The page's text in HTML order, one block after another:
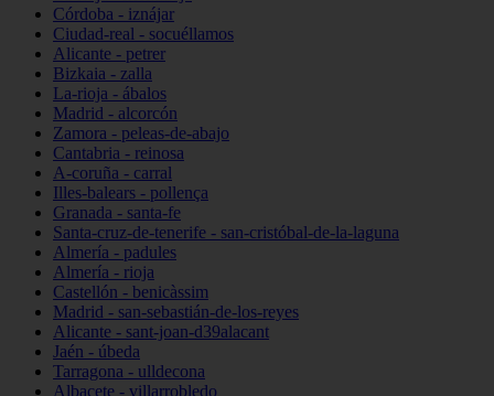
Córdoba - iznájar
Ciudad-real - socuéllamos
Alicante - petrer
Bizkaia - zalla
La-rioja - ábalos
Madrid - alcorcón
Zamora - peleas-de-abajo
Cantabria - reinosa
A-coruña - carral
Illes-balears - pollença
Granada - santa-fe
Santa-cruz-de-tenerife - san-cristóbal-de-la-laguna
Almería - padules
Almería - rioja
Castellón - benicàssim
Madrid - san-sebastián-de-los-reyes
Alicante - sant-joan-d39alacant
Jaén - úbeda
Tarragona - ulldecona
Albacete - villarrobledo